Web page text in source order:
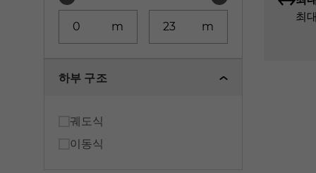
m m
하부 구조
궤도식
이동식
최
하부
하부
하부